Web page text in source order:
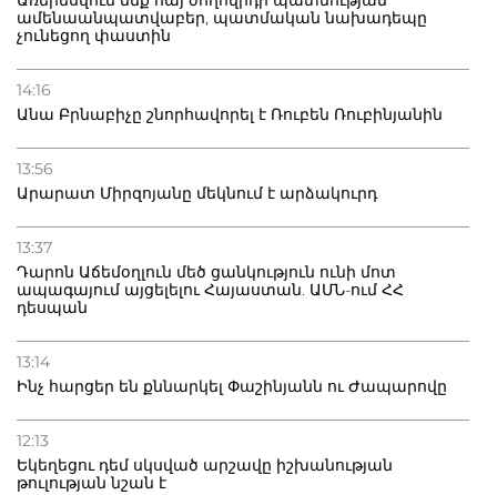
ամենաանպատվաբեր, պատմական նախադեպը
չունեցող փաստին
14:16
Անա Բրնաբիչը շնորհավորել է Ռուբեն Ռուբինյանին
13:56
Արարատ Միրզոյանը մեկնում է արձակուրդ
13:37
Դարոն Աճեմօղլուն մեծ ցանկություն ունի մոտ
ապագայում այցելելու Հայաստան. ԱՄՆ-ում ՀՀ
դեսպան
13:14
Ինչ հարցեր են քննարկել Փաշինյանն ու Ժապարովը
12:13
Եկեղեցու դեմ սկսված արշավը իշխանության
թուլության նշան է